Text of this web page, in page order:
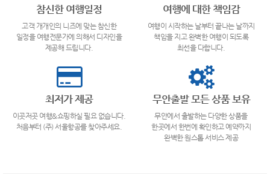
참신한 여행일정
고객 개개인의 니즈에 맞는 참신한
일정을 여행전문가에 의해서 디자인을
제공해 드립니다.
여행에 대한 책임감
여행이 시작하는 날부터 끝나는 날까지
책임을 지고 완벽한 여행이 되도록
최선을 다합니다.
최저가 제공
이곳저곳 여행&쇼핑하실 필요 없습니다.
처음부터 (주) 서울항공를 찾아주세요.
무안출발 모든 상품 보유
무안에서 출발하는 다양한 상품을
한곳에서 한번에 확인하고 예약까지
완벽한 원스톱 서비스 제공